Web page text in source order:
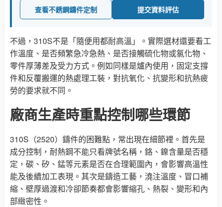
查看不銹鋼鑄件定制 提交資料評估
不過，310S不是「隨便用都耐高溫」。實際選材還要看工
作溫度、是否頻繁急冷急熱、是否接觸硫化物或氯化物、
零件厚薄差及受力方式。例如同樣是爐內使用，固定支撐
件和反覆搬運的熱處理工裝，對抗氧化、抗變形和抗熱疲
勞的要求就不同。
廠商生產時重點控制哪些環節
310S（2520）鑄件的困難點，常出現在細節裡。首先是
成分控制，耐熱鋼不能只看牌號名稱，鉻、鎳含量是否穩
定，碳、矽、錳等元素是否在合理範圍內，會影響高溫性
能及後續加工表現。其次是鑄造工藝，澆注溫度、冒口補
縮、壁厚過渡和冷卻節奏都會影響縮孔、熱裂、變形和內
部緻密性。